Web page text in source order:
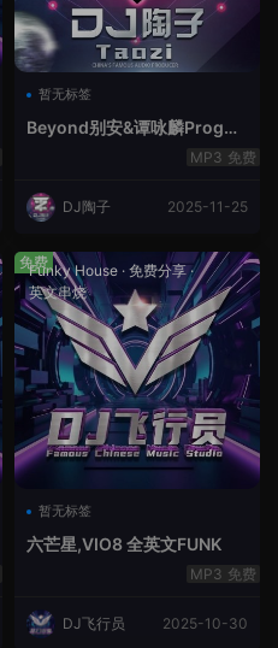
暂无标签
Beyond别安&谭咏麟ProgHo
免费
DJ陶子 2025-11-25
Funky House · 免费分享·
英文串烧
暂无标签
六芒星,VIO8 全英文FUNK
免费
DJ飞行员 2025-10-30
免费